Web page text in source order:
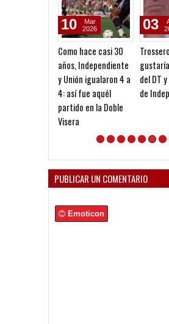
Como hace casi 30
años, Independiente
y Unión igualaron 4 a
4: así fue aquél
partido en la Doble
Visera
10
Mar
2026
del DT
de
03
PUBLICAR UN COMENTARIO
Emoticon